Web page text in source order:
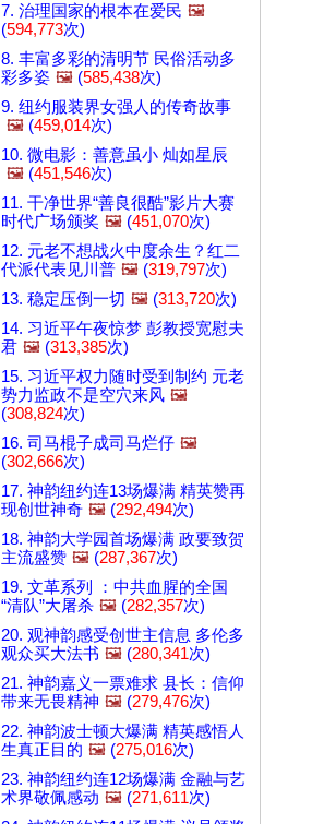
7. 治理国家的根本在爱民 🖼️
(594,773次)
8. 丰富多彩的清明节 民俗活动多
彩多姿 🖼️ (585,438次)
9. 纽约服装界女强人的传奇故事
🖼️ (459,014次)
10. 微电影：善意虽小 灿如星辰
🖼️ (451,546次)
11. 干净世界“善良很酷”影片大赛
时代广场颁奖 🖼️ (451,070次)
12. 元老不想战火中度余生？红二
代派代表见川普 🖼️ (319,797次)
13. 稳定压倒一切 🖼️ (313,720次)
14. 习近平午夜惊梦 彭教授宽慰夫
君 🖼️ (313,385次)
15. 习近平权力随时受到制约 元老
势力监政不是空穴来风 🖼️
(308,824次)
16. 司马棍子成司马烂仔 🖼️
(302,666次)
17. 神韵纽约连13场爆满 精英赞再
现创世神奇 🖼️ (292,494次)
18. 神韵大学园首场爆满 政要致贺
主流盛赞 🖼️ (287,367次)
19. 文革系列 ：中共血腥的全国
“清队”大屠杀 🖼️ (282,357次)
20. 观神韵感受创世主信息 多伦多
观众买大法书 🖼️ (280,341次)
21. 神韵嘉义一票难求 县长：信仰
带来无畏精神 🖼️ (279,476次)
22. 神韵波士顿大爆满 精英感悟人
生真正目的 🖼️ (275,016次)
23. 神韵纽约连12场爆满 金融与艺
术界敬佩感动 🖼️ (271,611次)